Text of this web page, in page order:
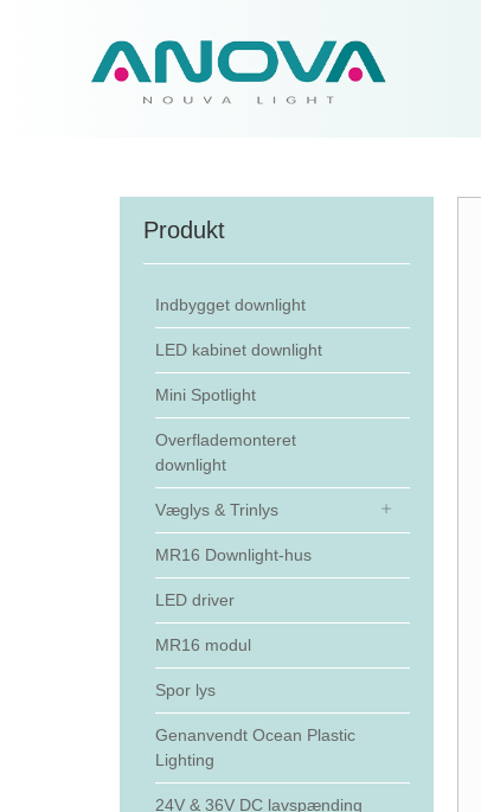
Produkt
Indbygget downlight
LED kabinet downlight
Mini Spotlight
Overflademonteret
downlight
Væglys & Trinlys
MR16 Downlight-hus
LED driver
MR16 modul
Spor lys
Genanvendt Ocean Plastic
Lighting
24V & 36V DC lavspænding